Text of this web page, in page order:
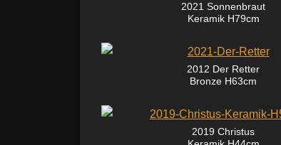
2021 Sonnenbraut
Keramik H79cm
2012 Der Retter
Bronze H63cm
2019 Christus